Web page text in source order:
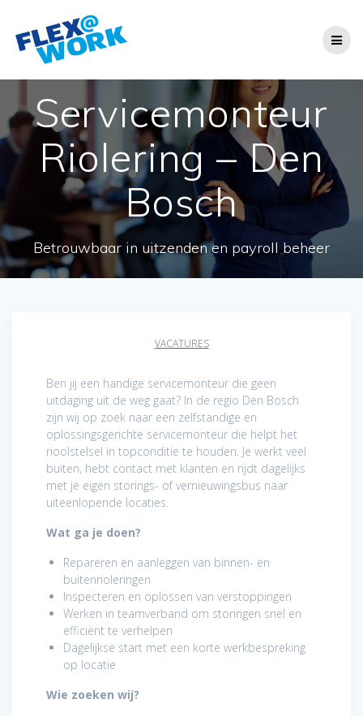
Servicemonteur
Riolering – Den
Bosch
Betrouwbaar in uitzenden en payroll beheer
VACATURES
Ben jij een handige servicemonteur die geen
uitdaging uit de weg gaat? In de regio Den Bosch
zijn wij op zoek naar een zelfstandige en
oplossingsgerichte servicemonteur die helpt het
rioolstelsel in topconditie te houden. Je werkt veel
buiten, hebt contact met klanten en rijdt dagelijks
met je eigen storings- of vernieuwingsbus naar
uiteenlopende locaties.
Wat ga je doen?
Repareren en aanleggen van binnen- en
buitenrioleringen
Inspecteren en oplossen van verstoppingen
Werken in teamverband om storingen snel en
efficiënt te verhelpen
Dagelijkse start met een korte werkbespreking
op locatie
Wie zoeken wij?